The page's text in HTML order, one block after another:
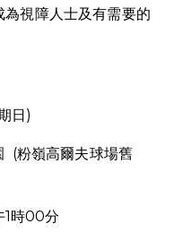
視障人士及有需要的
日)
(粉嶺高爾夫球場舊
1時00分